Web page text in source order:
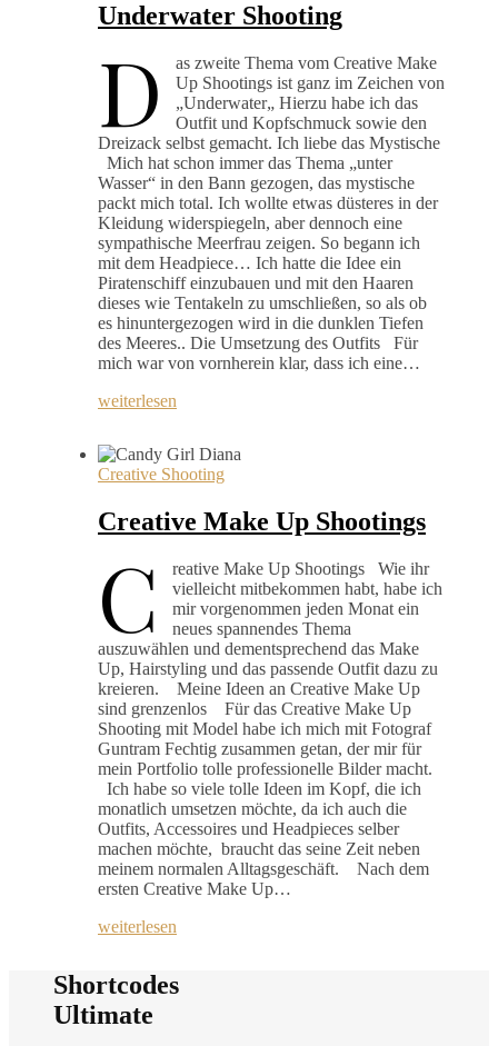
Underwater Shooting
D
as zweite Thema vom Creative Make
Up Shootings ist ganz im Zeichen von
„Underwater„ Hierzu habe ich das
Outfit und Kopfschmuck sowie den
Dreizack selbst gemacht. Ich liebe das Mystische
Mich hat schon immer das Thema „unter
Wasser“ in den Bann gezogen, das mystische
packt mich total. Ich wollte etwas düsteres in der
Kleidung widerspiegeln, aber dennoch eine
sympathische Meerfrau zeigen. So begann ich
mit dem Headpiece… Ich hatte die Idee ein
Piratenschiff einzubauen und mit den Haaren
dieses wie Tentakeln zu umschließen, so als ob
es hinuntergezogen wird in die dunklen Tiefen
des Meeres.. Die Umsetzung des Outfits Für
mich war von vornherein klar, dass ich eine…
weiterlesen
Creative Shooting
Creative Make Up Shootings
C
reative Make Up Shootings Wie ihr
vielleicht mitbekommen habt, habe ich
mir vorgenommen jeden Monat ein
neues spannendes Thema
auszuwählen und dementsprechend das Make
Up, Hairstyling und das passende Outfit dazu zu
kreieren. Meine Ideen an Creative Make Up
sind grenzenlos Für das Creative Make Up
Shooting mit Model habe ich mich mit Fotograf
Guntram Fechtig zusammen getan, der mir für
mein Portfolio tolle professionelle Bilder macht.
Ich habe so viele tolle Ideen im Kopf, die ich
monatlich umsetzen möchte, da ich auch die
Outfits, Accessoires und Headpieces selber
machen möchte, braucht das seine Zeit neben
meinem normalen Alltagsgeschäft. Nach dem
ersten Creative Make Up…
weiterlesen
Shortcodes
Ultimate